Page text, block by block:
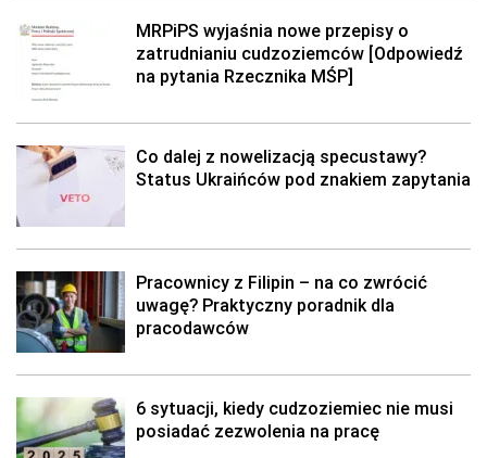
MRPiPS wyjaśnia nowe przepisy o
zatrudnianiu cudzoziemców [Odpowiedź
na pytania Rzecznika MŚP]
Co dalej z nowelizacją specustawy?
Status Ukraińców pod znakiem zapytania
Pracownicy z Filipin – na co zwrócić
uwagę? Praktyczny poradnik dla
pracodawców
6 sytuacji, kiedy cudzoziemiec nie musi
posiadać zezwolenia na pracę